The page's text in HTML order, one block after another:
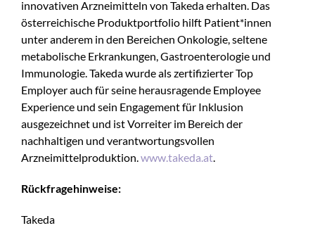
innovativen Arzneimitteln von Takeda erhalten. Das
österreichische Produktportfolio hilft Patient*innen
unter anderem in den Bereichen Onkologie, seltene
metabolische Erkrankungen, Gastroenterologie und
Immunologie. Takeda wurde als zertifizierter Top
Employer auch für seine herausragende Employee
Experience und sein Engagement für Inklusion
ausgezeichnet und ist Vorreiter im Bereich der
nachhaltigen und verantwortungsvollen
Arzneimittelproduktion.www.takeda.at.
Rückfragehinweise:
Takeda